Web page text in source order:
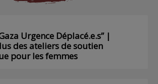
Urgence Déplacé.e.s” |
des ateliers de soutien
pour les femmes